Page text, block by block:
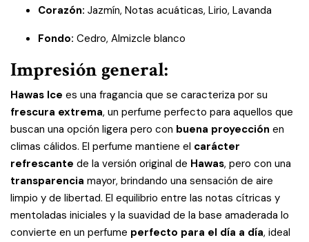
Corazón: Jazmín, Notas acuáticas, Lirio, Lavanda
Fondo: Cedro, Almizcle blanco
Impresión general:
Hawas Ice es una fragancia que se caracteriza por su
frescura extrema, un perfume perfecto para aquellos que
buscan una opción ligera pero con buena proyección en
climas cálidos. El perfume mantiene el carácter
refrescante de la versión original de Hawas, pero con una
transparencia mayor, brindando una sensación de aire
limpio y de libertad. El equilibrio entre las notas cítricas y
mentoladas iniciales y la suavidad de la base amaderada lo
convierte en un perfume perfecto para el día a día, ideal